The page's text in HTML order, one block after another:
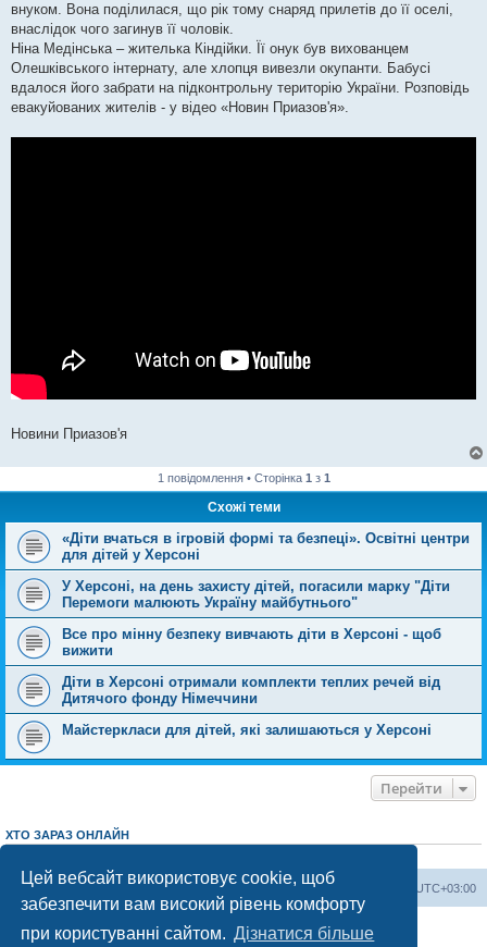
Цей вебсайт використовує cookie, щоб
забезпечити вам високий рівень комфорту
при користуванні сайтом. Дізнатися більше
внуком. Вона поділилася, що рік тому снаряд прилетів до її оселі,
внаслідок чого загинув її чоловік.
Ніна Медінська – жителька Кіндійки. Її онук був вихованцем
Олешківського інтернату, але хлопця вивезли окупанти. Бабусі
вдалося його забрати на підконтрольну територію України. Розповідь
евакуйованих жителів - у відео «Новин Приазов'я».
Новини Приазов'я
1 повідомлення • Сторінка 1 з 1
Схожі теми
«Діти вчаться в ігровій формі та безпеці». Освітні центри
для дітей у Херсоні
У Херсоні, на день захисту дітей, погасили марку "Діти
Перемоги малюють Україну майбутнього"
Все про мінну безпеку вивчають діти в Херсоні - щоб
вижити
Діти в Херсоні отримали комплекти теплих речей від
Дитячого фонду Німеччини
Майстеркласи для дітей, які залишаються у Херсоні
Перейти
ХТО ЗАРАЗ ОНЛАЙН
Херсонський форум UTC+03:00
Команда
Працює на phpBB® Forum Software © phpBB Limited